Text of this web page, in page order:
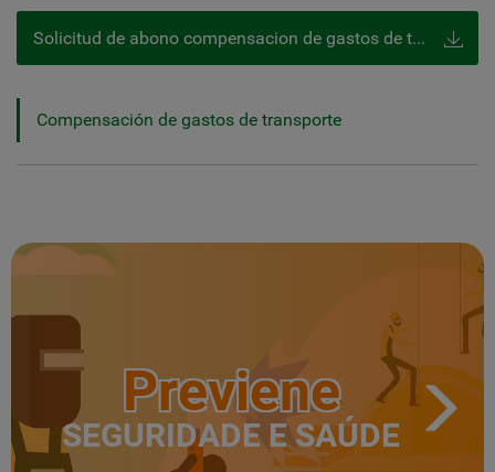
Solicitud de abono compensacion de gastos de transporte
Compensación de gastos de transporte
Previene
SEGURIDADE E SAÚDE